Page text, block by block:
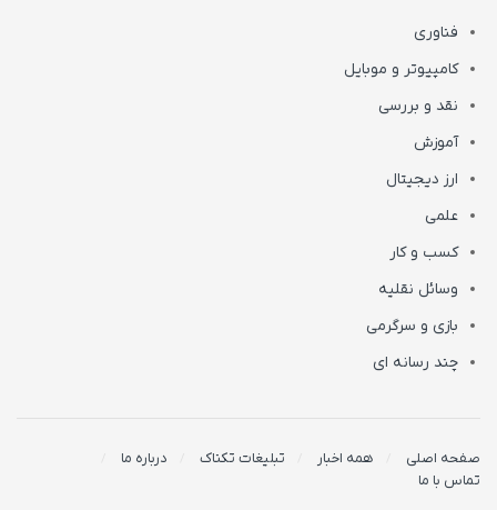
فناوری
کامپیوتر و موبایل
نقد و بررسی
آموزش
ارز دیجیتال
علمی
کسب و کار
وسائل نقلیه
بازی و سرگرمی
چند رسانه ای
صفحه اصلی همه اخبار تبلیغات تکناک
درباره ما
تماس با ما